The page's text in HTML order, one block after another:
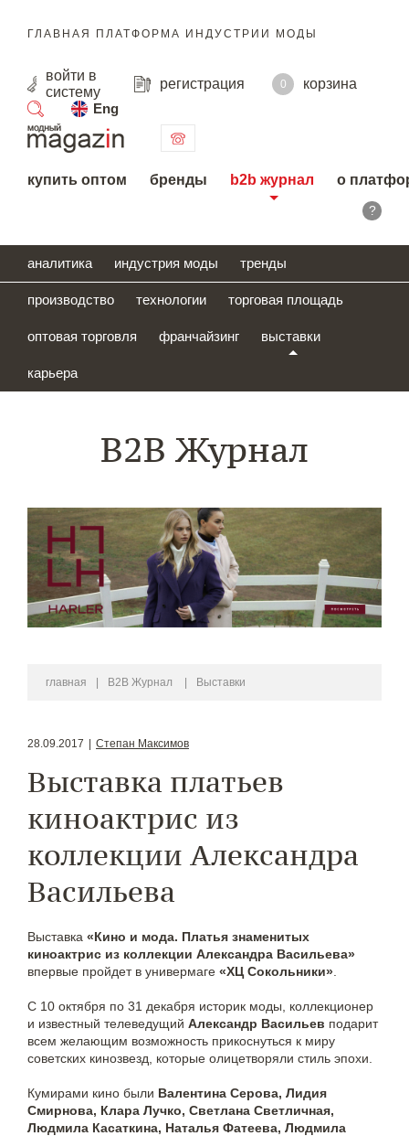
ГЛАВНАЯ ПЛАТФОРМА ИНДУСТРИИ МОДЫ
войти в
систему
регистрация 0
корзина
Eng
поиск
купить оптом бренды b2b журнал о
?
аналитика индустрия моды тренды
производство технологии торговая площадь
оптовая торговля франчайзинг выставки
карьера
B2B Журнал
главная B2B Журнал Выставки
28.09.2017 Степан Максимов
Выставка платьев
киноактрис из
коллекции Александра
Васильева
Выставка «Кино и мода. Платья знаменитых
киноактрис из коллекции Александра Васильева»
впервые пройдет в универмаге «ХЦ Сокольники»
С 10 октября по 31 декабря историк моды, коллекционер
и известный телеведущий Александр Васильев подарит
всем желающим возможность прикоснуться к миру
советских кинозвезд, которые олицетворяли стиль эпохи.
Кумирами кино были Валентина Серова, Лидия
Смирнова, Клара Лучко, Светлана Светличная,
Людмила Касаткина, Наталья Фатеева, Людмила